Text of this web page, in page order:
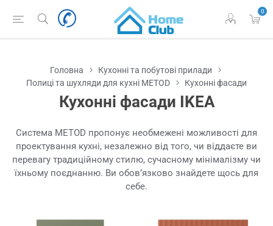
0
Головна
Кухонні та побутові прилади
Полиці та шухляди для кухні METOD
Кухонні фасади
Кухонні фасади IKEA
Система METOD пропонує необмежені можливості для
проектування кухні, незалежно від того, чи віддаєте ви
перевагу традиційному стилю, сучасному мінімалізму чи
їхньому поєднанню. Ви обов’язково знайдете щось для
себе.